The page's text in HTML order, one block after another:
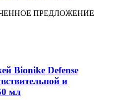
ПРЕДЛОЖЕНИЕ
Bionike Defense
и
мл